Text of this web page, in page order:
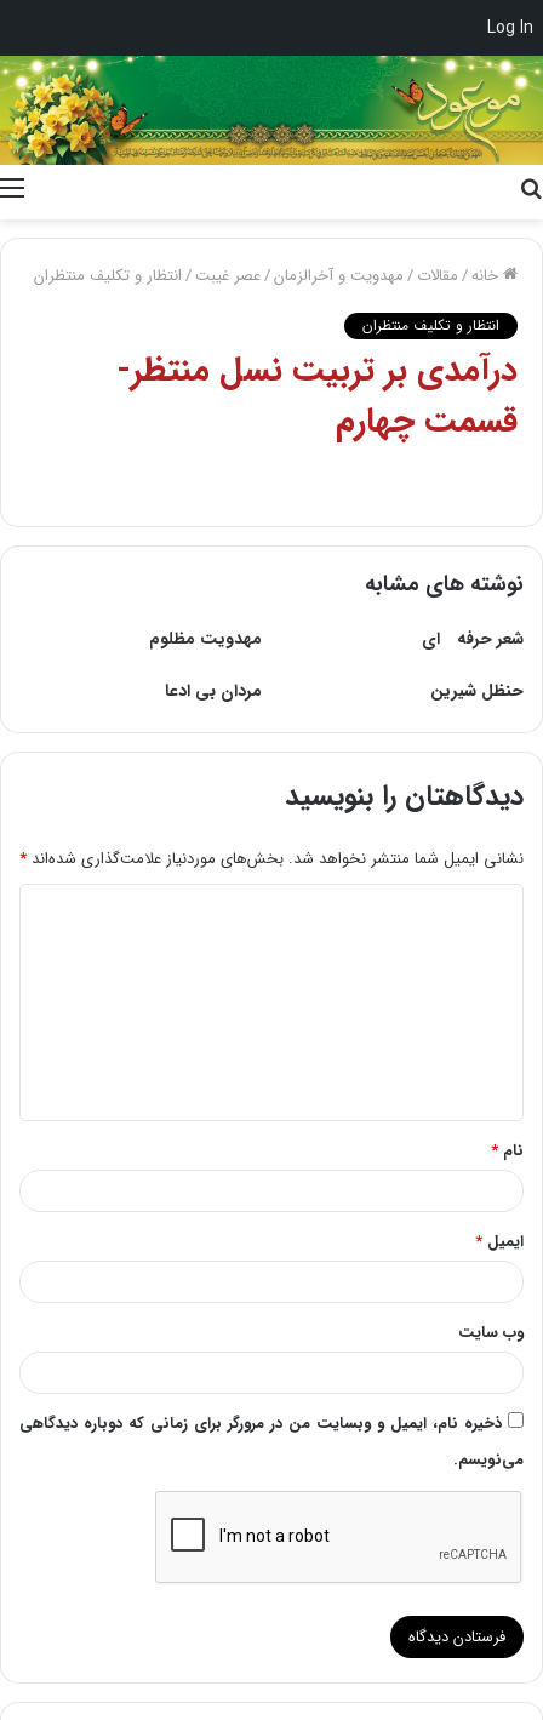
Log In
خانه/مقالات/مهدویت و آخرالزمان/عصر غیبت/انتظار و تکلیف منتظران
انتظار و تکلیف منتظران
درآمدی بر تربیت نسل منتظر-
قسمت چهارم
نوشته های مشابه
شعر حرفه اى
مهدویت مظلوم
حنظل‌ شیرین‌
مردان بی ادعا
دیدگاهتان را بنویسید
نشانی ایمیل شما منتشر نخواهد شد. بخش‌های موردنیاز علامت‌گذاری شده‌اند *
*
نام *
ایمیل *
وب‌ سایت
ذخیره نام، ایمیل و وبسایت من در مرورگر برای زمانی که دوباره دیدگاهی
می‌نویسم.